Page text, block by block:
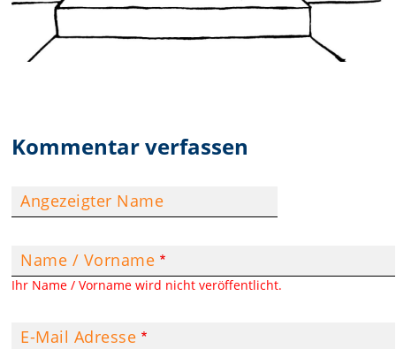
Kommentar verfassen
Angezeigter Name
Name / Vorname
Ihr Name / Vorname wird nicht veröffentlicht.
E-Mail Adresse